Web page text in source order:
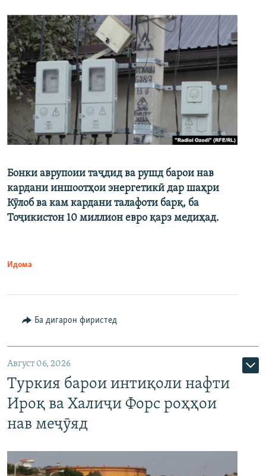
Бонки аврупоии таҷдид ва рушд барои нав
кардани иншоотҳои энергетикӣ дар шаҳри
Кӯлоб ва кам кардани талафоти барқ, ба
Тоҷикистон 10 миллион евро қарз медиҳад.
Идома
Ба дигарон фиристед
Август 06, 2026
Туркия барои интиқоли нафти
Ироқ ва Халиҷи Форс роҳҳои
нав меҷӯяд